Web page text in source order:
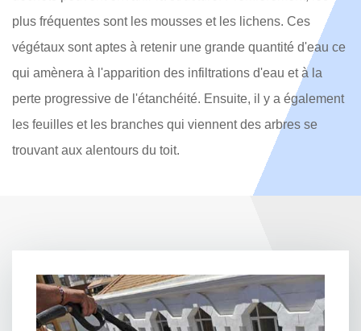
plus fréquentes sont les mousses et les lichens. Ces
végétaux sont aptes à retenir une grande quantité d'eau ce
qui amènera à l'apparition des infiltrations d'eau et à la
perte progressive de l'étanchéité. Ensuite, il y a également
les feuilles et les branches qui viennent des arbres se
trouvant aux alentours du toit.